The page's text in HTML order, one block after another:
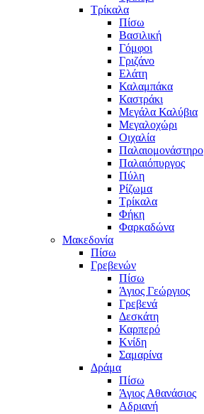
Τρίκαλα
Πίσω
Βασιλική
Γόμφοι
Γριζάνο
Ελάτη
Καλαμπάκα
Καστράκι
Μεγάλα Καλύβια
Μεγαλοχώρι
Οιχαλία
Παλαιομονάστηρο
Παλαιόπυργος
Πύλη
Ρίζωμα
Τρίκαλα
Φήκη
Φαρκαδώνα
Μακεδονία
Πίσω
Γρεβενών
Πίσω
Άγιος Γεώργιος
Γρεβενά
Δεσκάτη
Καρπερό
Κνίδη
Σαμαρίνα
Δράμα
Πίσω
Άγιος Αθανάσιος
Αδριανή